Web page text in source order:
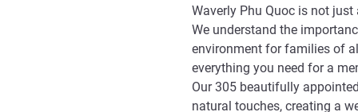
Waverly Phu Quoc is not
We understand the
environment for families of
everything you need for a
Our 305 beautifully
natural touches, creating a